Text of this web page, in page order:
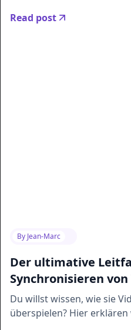
Read post
By Jean-Marc
Der ultimative
Synchronisieren
Du willst wissen, wie sie
überspielen? Hier